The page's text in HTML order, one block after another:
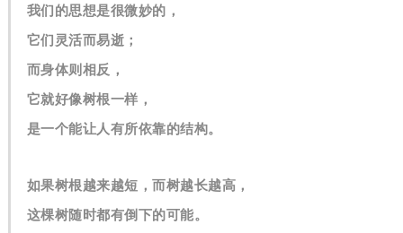
我们的思想是很微妙的，
它们灵活而易逝；
而身体则相反，
它就好像树根一样，
是一个能让人有所依靠的结构。
如果树根越来越短，而树越长越高，
这棵树随时都有倒下的可能。